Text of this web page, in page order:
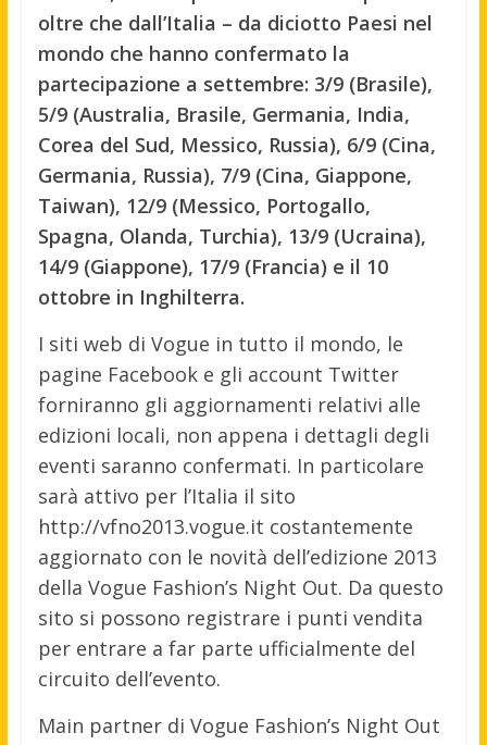
oltre che dall’Italia – da diciotto Paesi nel
mondo che hanno confermato la
partecipazione a settembre: 3/9 (Brasile),
5/9 (Australia, Brasile, Germania, India,
Corea del Sud, Messico, Russia), 6/9 (Cina,
Germania, Russia), 7/9 (Cina, Giappone,
Taiwan), 12/9 (Messico, Portogallo,
Spagna, Olanda, Turchia), 13/9 (Ucraina),
14/9 (Giappone), 17/9 (Francia) e il 10
ottobre in Inghilterra.
I siti web di Vogue in tutto il mondo, le
pagine Facebook e gli account Twitter
forniranno gli aggiornamenti relativi alle
edizioni locali, non appena i dettagli degli
eventi saranno confermati. In particolare
sarà attivo per l’Italia il sito
http://vfno2013.vogue.it costantemente
aggiornato con le novità dell’edizione 2013
della Vogue Fashion’s Night Out. Da questo
sito si possono registrare i punti vendita
per entrare a far parte ufficialmente del
circuito dell’evento.
Main partner di Vogue Fashion’s Night Out